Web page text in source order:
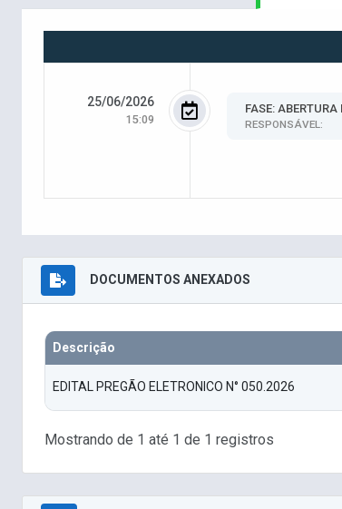
25/06/2026
15:09
FASE:
RESPONSÁVEL:
DOCUMENTOS ANEXADOS
Descrição
EDITAL PREGÃO ELETRONICO N° 050.2026
Mostrando de 1 até 1 de 1 registros